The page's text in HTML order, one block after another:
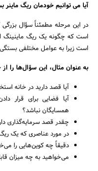
آیا می توانیم خودمان ریگ ماینر
در این مرحله مطمئناً سؤال
است که چگونه یک ریگ ماینینگ
است زیرا به عوامل مختلفی بستگی
به عنوان مثال، این سؤال‌ها را
آیا قصد دارید در خانه
آیا فضایی برای قرار
همسایگان نباشد؟
چقدر قصد سرمایه‌گذاری
در مورد عناصری که یک
دقیقاً چه کوین‌هایی را
می‌خواهید به چه میزان